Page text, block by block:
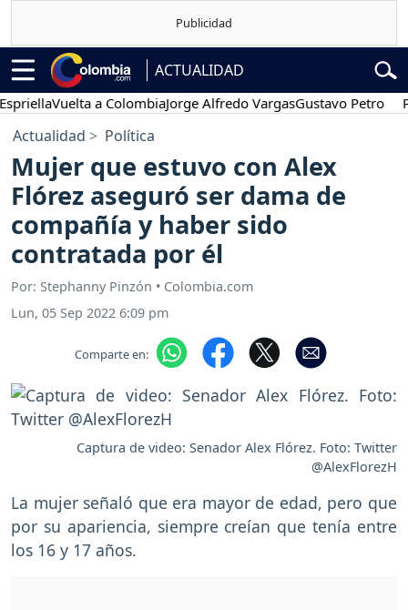
ACTUALIDAD
Vuelta a ColombiaJorge Alfredo VargasGustavo Petro
Actualidad Política
Mujer que estuvo con Alex
Flórez aseguró ser dama de
compañía y haber sido
contratada por él
Por: Stephanny Pinzón • Colombia.com
Lun, 05 Sep 2022 6:09 pm
Comparte en:
Captura de video: Senador Alex Flórez. Foto: Twitter
@AlexFlorezH
La mujer señaló que era mayor de edad, pero que
por su apariencia, siempre creían que tenía entre
los 16 y 17 años.